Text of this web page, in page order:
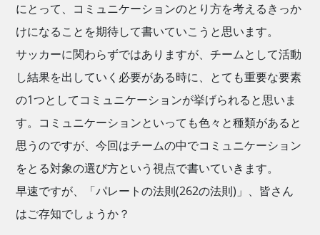
にとって、コミュニケーションのとり方を考えるきっか
けになることを期待して書いていこうと思います。
サッカーに関わらずではありますが、チームとして活動
し結果を出していく必要がある時に、とても重要な要素
の1つとしてコミュニケーションが挙げられると思いま
す。コミュニケーションといっても色々と種類があると
思うのですが、今回はチームの中でコミュニケーション
をとる対象の選び方という視点で書いていきます。
早速ですが、「パレートの法則(262の法則)」、皆さん
はご存知でしょうか？